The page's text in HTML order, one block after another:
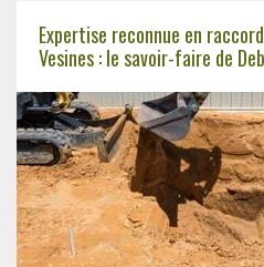
Expertise reconnue en
Vesines : le savoir-faire de